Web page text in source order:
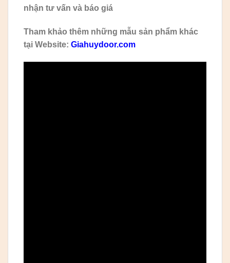
nhận tư vấn và báo giá
Tham khảo thêm những mẫu sản phẩm khác
tại Website: Giahuydoor.com